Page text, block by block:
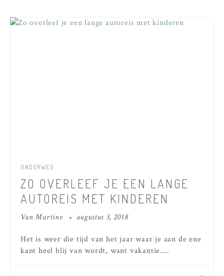
ONDERWEG
ZO OVERLEEF JE EEN LANGE
AUTOREIS MET KINDEREN
VanMartine augustus 3, 2018
Het is weer die tijd van het jaar waar je aan de ene
kant heel blij van wordt, want vakantie.…